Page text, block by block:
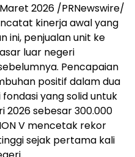
2026 /PRNewswire/
kinerja awal yang
ini, penjualan unit ke
luar negeri
Pencapaian
positif dalam dua
yang solid untuk
2026 sebesar 300.000
V mencetak rekor
sejak pertama kali